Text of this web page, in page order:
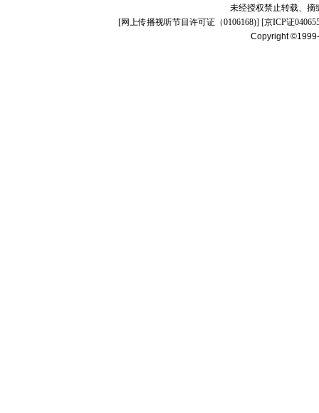
未经授权禁止转载、摘
[网上传播视听节目许可证（0106168)] [京ICP证
Copyright